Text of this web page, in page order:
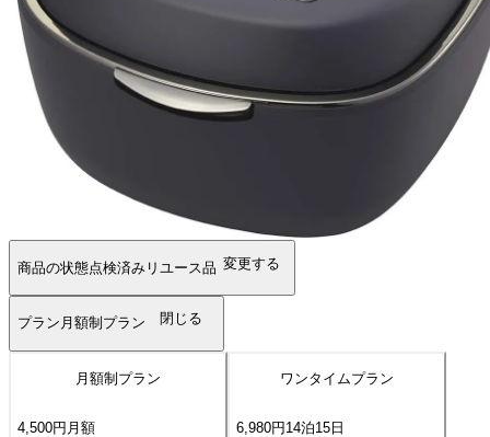
商品の状態点検済みリユース品 変更する
プラン 月額制プラン 閉じる
月額制プラン
4,500円 月額
ワンタイムプラン
6,980円14泊15日